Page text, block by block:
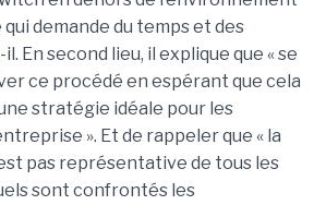
demande du temps et des
En second lieu, il explique que « se
ce procédé en espérant que cela
stratégie idéale pour les
». Et de rappeler que « la
pas représentative de tous les
sont confrontés les